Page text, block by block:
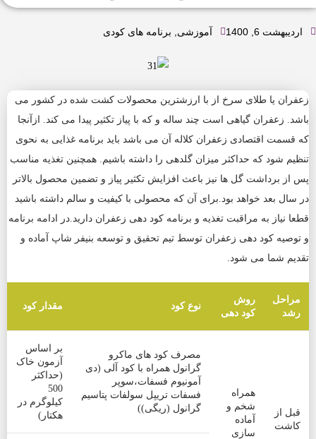
اردیبهشت 6, 1400 آموزشی برنامه های کودی
زعفران یا طلای سرخ از با ارزشترین محصولات کشت شده در کشور می
باشد. زعفران گیاهی است چند ساله و که با پیاز تکثیر پیدا می کند. ازآنجا
که قسمت اقتصادی زعفران کلاله آن می باشد باید برنامه غذایی به نحوی
تنظیم شود که حداکثر میزان گلدهی را داشته باشیم. همچنین تغذیه مناسب
پس از برداشت گل ها نیز باعث افزایش تکثیر پیاز و تضمین محصول بالاتر
در سال بعد خواهد بود.برای آن که محصولی با کیفیت و سالم داشته باشید
قطعا نیاز به مراقبت تغذیه و برنامه کود دهی زعفران دارید.در ادامه برنامه
و توصیه کود دهی زعفران توسط تیم تحقیق و توسعه بنیفر شاپ آماده و
تقدیم شما می شود.
مراحل
رشد
روش
کود دهی
نوع کود مقدار کود
قبل از
کاشت
همراه
شخم و
آماده
سازی
مصرف کود های ماکرو
گرانول همراه با کود آلی (دی
آمونیوم فسفات،سوپر
فسفات تریپل سولفات پتاسیم
گرانول (ریگی))
بر اساس
آزمون خاک
(حداکثر
500
کیلوگرم در
هکتار)